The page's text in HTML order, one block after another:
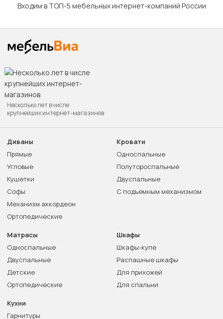
Входим в ТОП-5 мебельных интернет-компаний России
Несколько лет в числе
крупнейших интернет-магазинов
Диваны
Прямые
Угловые
Кушетки
Софы
Механизм аккордеон
Ортопедические
Кровати
Односпальные
Полутороспальные
Двуспальные
С подъемным механизмом
Матрасы
Односпальные
Двуспальные
Детские
Ортопедические
Шкафы
Шкафы-купе
Распашные шкафы
Для прихожей
Для спальни
Кухни
Гарнитуры